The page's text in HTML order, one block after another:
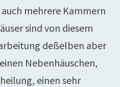
mehrere Kammern
sind von diesem
deßelben aber
Nebenhäuschen,
einen sehr